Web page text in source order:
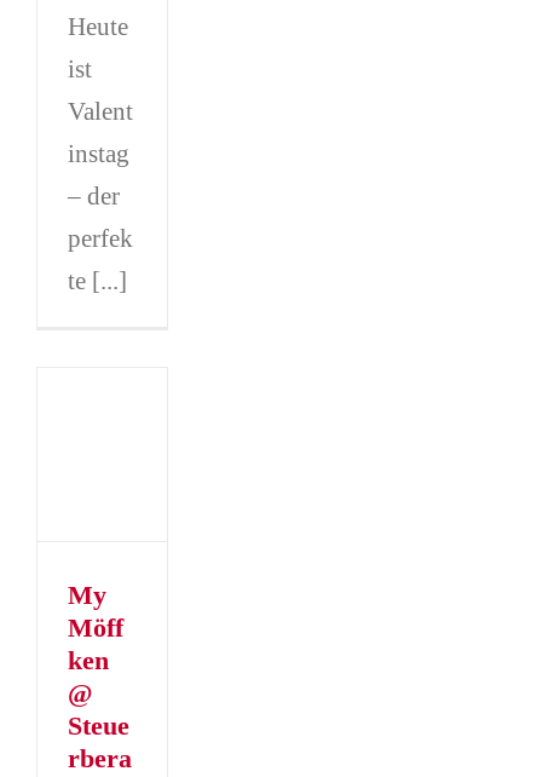
Heute
ist
Valent
instag
– der
perfek
te [...]
My
Möff
ken
@
Steue
rbera